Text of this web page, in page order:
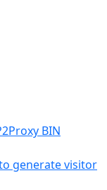
BIN
generate visitor